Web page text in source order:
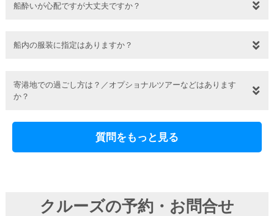
船酔いが心配ですが大丈夫ですか？
船内の服装に指定はありますか？
寄港地での過ごし方は？／オプショナルツアーなどはあります
か？
質問をもっと見る
クルーズの予約・お問合せ